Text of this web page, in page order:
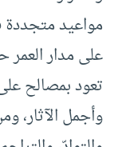
مواعيد متجددة
على مدار
تعود بمصالح
وأجمل الآثار،